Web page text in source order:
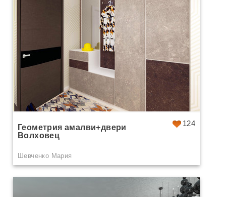
124
Геометрия амалви+двери
Волховец
Шевченко Мария